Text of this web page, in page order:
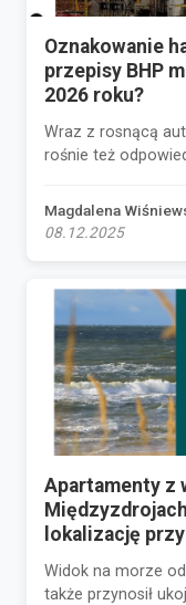
Oznakowanie
przepisy BHP
2026 roku?
Wraz z rosnącą
rośnie też
Magdalena
08.12.2025
Apartamenty z
lokalizację
Widok na morze
także przynosił